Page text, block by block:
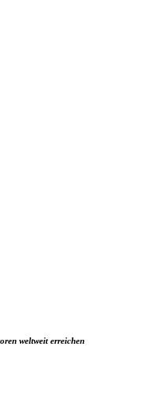
weltweit erreichen